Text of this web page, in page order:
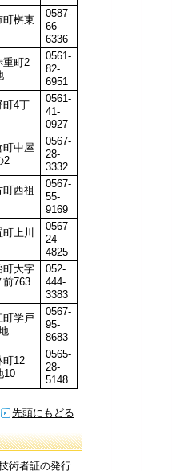
町桝東
0587-
66-
6336
重町2
0561-
82-
6951
町4丁
0561-
41-
0927
町中屋
2
0567-
28-
3332
西祖
0567-
55-
9169
上川
0567-
24-
4825
町大字
前763
052-
444-
3383
町学戸
0567-
95-
8683
町12
10
0565-
28-
5148
先頭にもどる
術者証の発行